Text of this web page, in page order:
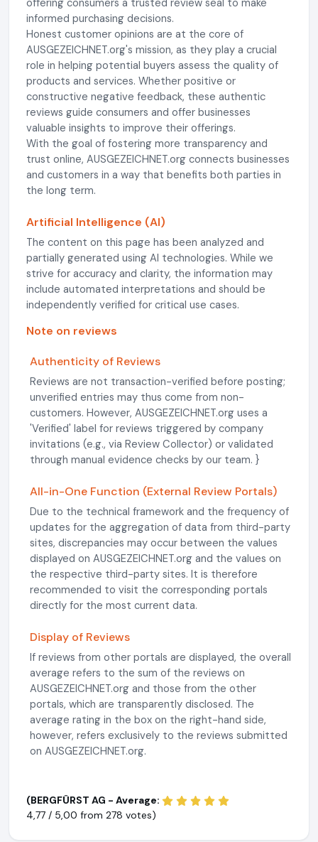
offering consumers a trusted review seal to make
informed purchasing decisions.
Honest customer opinions are at the core of
AUSGEZEICHNET.org's mission, as they play a crucial
role in helping potential buyers assess the quality of
products and services. Whether positive or
constructive negative feedback, these authentic
reviews guide consumers and offer businesses
valuable insights to improve their offerings.
With the goal of fostering more transparency and
trust online, AUSGEZEICHNET.org connects businesses
and customers in a way that benefits both parties in
the long term.
Artificial Intelligence (AI)
The content on this page has been analyzed and
partially generated using AI technologies. While we
strive for accuracy and clarity, the information may
include automated interpretations and should be
independently verified for critical use cases.
Note on reviews
Authenticity of Reviews
Reviews are not transaction-verified before posting;
unverified entries may thus come from non-
customers. However, AUSGEZEICHNET.org uses a
'Verified' label for reviews triggered by company
invitations (e.g., via Review Collector) or validated
through manual evidence checks by our team. }
All-in-One Function (External Review Portals)
Due to the technical framework and the frequency of
updates for the aggregation of data from third-party
sites, discrepancies may occur between the values
displayed on AUSGEZEICHNET.org and the values on
the respective third-party sites. It is therefore
recommended to visit the corresponding portals
directly for the most current data.
Display of Reviews
If reviews from other portals are displayed, the overall
average refers to the sum of the reviews on
AUSGEZEICHNET.org and those from the other
portals, which are transparently disclosed. The
average rating in the box on the right-hand side,
however, refers exclusively to the reviews submitted
on AUSGEZEICHNET.org.
(BERGFÜRST AG - Average:
4,77 / 5,00 from 278 votes)